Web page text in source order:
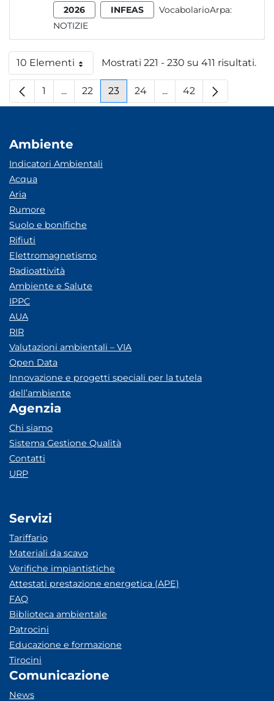
2026
INFEAS
VocabolarioArpa:
NOTIZIE
10 ElementiPer paginaMostrati 221 - 230 su 411 risultati.
Pagina
1 ...Pagine intermedie
Pagina
22 Pagina
23 Pagina
24 ...Pagine intermedie
Pagina
42
Ambiente
Indicatori Ambientali
Acqua
Aria
Rumore
Suolo e bonifiche
Rifiuti
Elettromagnetismo
Radioattività
Ambiente e Salute
IPPC
AUA
RIR
Valutazioni ambientali – VIA
Open Data
Innovazione e progetti speciali per la tutela
dell’ambiente
Agenzia
Chi siamo
Sistema Gestione Qualità
Contatti
URP
Servizi
Tariffario
Materiali da scavo
Verifiche impiantistiche
Attestati prestazione energetica (APE)
FAQ
Biblioteca ambientale
Patrocini
Educazione e formazione
Tirocini
Comunicazione
News